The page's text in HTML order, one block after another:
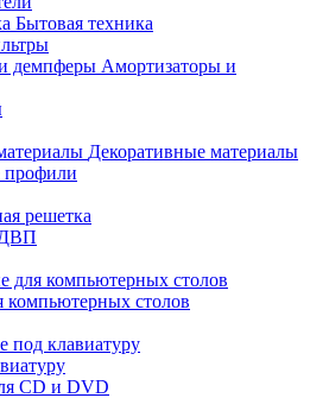
Бытовая техника
Амортизаторы и
Декоративные материалы
профили
решетка
ДВП
столов
под клавиатуру
CD и DVD